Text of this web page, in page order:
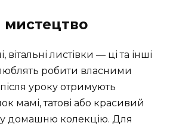
вітальні листівки — ці та інші
робити власними
уроку отримують
мамі, татові або красивий
домашню колекцію. Для